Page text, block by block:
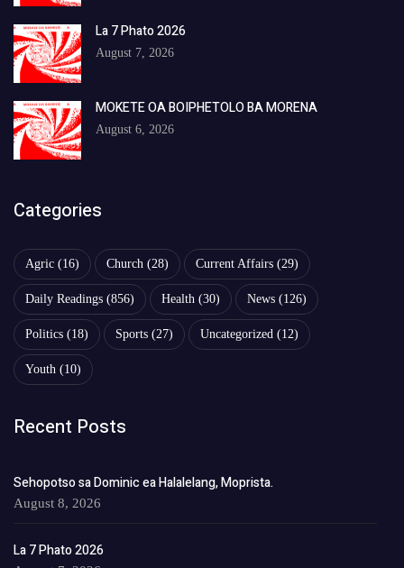
La 7 Phato 2026
August 7, 2026
MOKETE OA BOIPHETOLO BA MORENA
August 6, 2026
Categories
Agric (16) Church (28) Current Affairs (29)
Daily Readings (856) Health (30) News (126)
Politics (18) Sports (27) Uncategorized (12)
Youth (10)
Recent Posts
Sehopotso sa Dominic ea Halalelang, Moprista.
August 8, 2026
La 7 Phato 2026